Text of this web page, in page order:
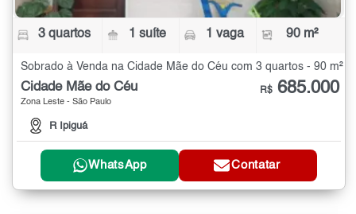
3 quartos 1 suíte 1 vaga 90 m²
Sobrado à Venda na Cidade Mãe do Céu com 3 quartos - 90 m²
Cidade Mãe do Céu
Zona Leste - São Paulo
R Ipiguá
R$ 685.000
WhatsApp Contatar